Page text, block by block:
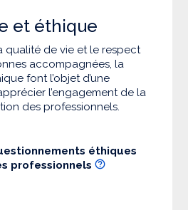
et éthique
qualité de vie et le respect
accompagnées, la
font l’objet d’une
l’engagement de la
des professionnels.
éthiques
professionnels